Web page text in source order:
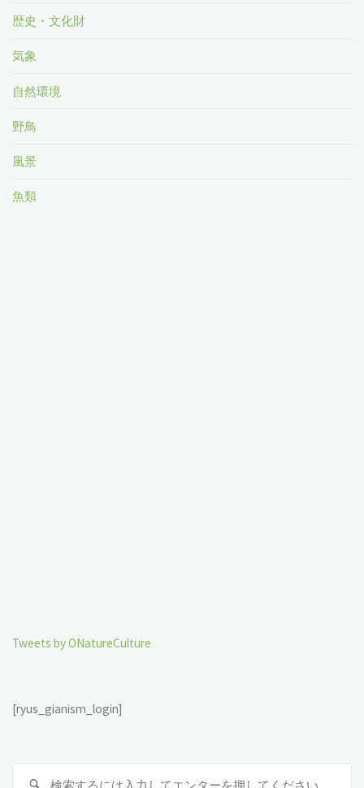
歴史・文化財
気象
自然環境
野鳥
風景
魚類
Tweets by ONatureCulture
[ryus_gianism_login]